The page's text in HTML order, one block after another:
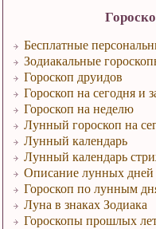
Бесплатные
Зодиакальные
Гороскоп друидов
Гороскоп на сегодня и
Гороскоп на неделю
Лунный гороскоп на
Лунный календарь
Лунный календарь
Описание лунных дней
Гороскоп по лунным
Луна в знаках Зодиака
Гороскопы прошлых